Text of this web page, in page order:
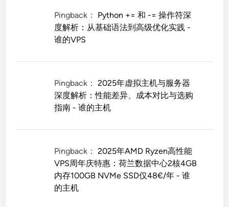
Pingback： Python += 和 -= 操作符深
度解析：从基础语法到高级优化实践 -
谁的VPS
Pingback：2025年虚拟主机与服务器
深度解析：性能差异、成本对比与选购
指南 - 谁的主机
Pingback：2025年AMD Ryzen高性能
VPS周年庆特惠：荷兰数据中心2核4GB
内存100GB NVMe SSD仅48€/年 - 谁
的主机